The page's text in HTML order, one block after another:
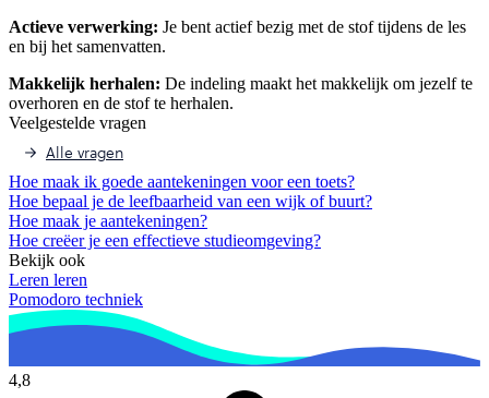
Actieve verwerking: Je bent actief bezig met de stof tijdens de les
en bij het samenvatten.
Makkelijk herhalen: De indeling maakt het makkelijk om jezelf te
overhoren en de stof te herhalen.
Veelgestelde vragen
Alle vragen
Hoe maak ik goede aantekeningen voor een toets?
Hoe bepaal je de leefbaarheid van een wijk of buurt?
Hoe maak je aantekeningen?
Hoe creëer je een effectieve studieomgeving?
Bekijk ook
Leren leren
Pomodoro techniek
4,8